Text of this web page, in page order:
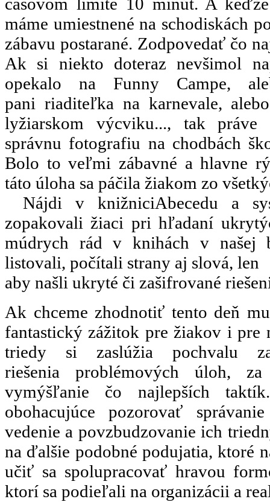
časovom limite 10 minút. A
máme umiestnené na schodiskách
zábavu postarané. Zodpovedať čo
Ak si niekto doteraz nevšimol
opekalo na Funny Campe,
pani riaditeľka na karnevale,
lyžiarskom výcviku..., tak
správnu fotografiu na chodbách
Bolo to veľmi zábavné a hlavne
táto úloha sa páčila žiakom zo
Nájdi v knižniciAbecedu a
zopakovali žiaci pri hľadaní
múdrych rád v knihách v našej
listovali, počítali strany aj slová, len
aby našli ukryté či zašifrované
Ak chceme zhodnotiť tento deň
fantastický zážitok pre žiakov i pre
triedy si zaslúžia pochvalu
riešenia problémových úloh, za
vymýšľanie čo najlepších
obohacujúce pozorovať
vedenie a povzbudzovanie ich
na ďalšie podobné podujatia, ktoré
učiť sa spolupracovať hravou
ktorí sa podieľali na organizácii a